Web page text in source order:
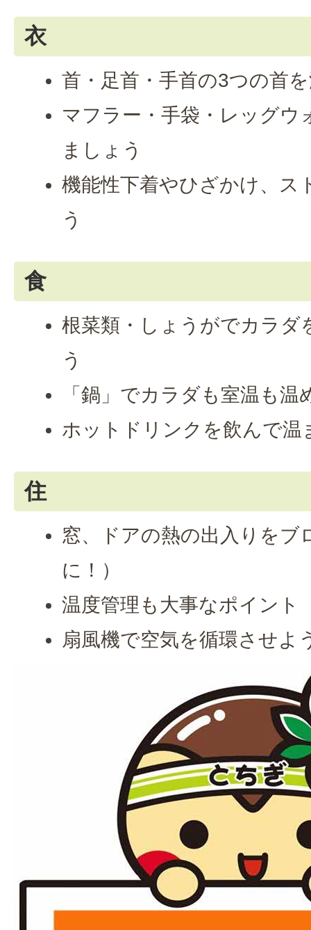
衣
首・足首・手首の3つの首
マフラー・手袋・レッグウ
ましょう
機能性下着やひざかけ、ス
う
食
根菜類・しょうがでカラダ
う
「鍋」でカラダも室温も温
ホットドリンクを飲んで温
住
窓、ドアの熱の出入りをブ
に！）
温度管理も大事なポイント
扇風機で空気を循環させよ